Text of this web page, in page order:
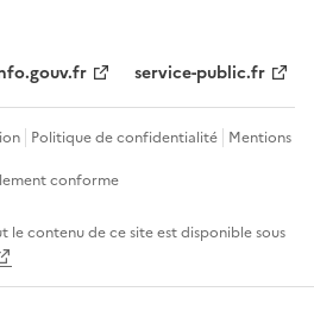
service-public.fr
Politique de confidentialité Mentions
conforme
contenu de ce site est disponible sous